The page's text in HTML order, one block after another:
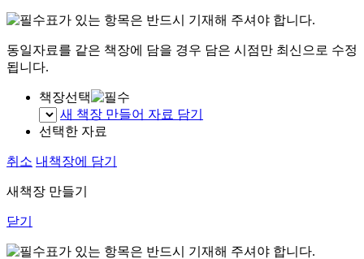
표가 있는 항목은 반드시 기재해 주셔야 합니다.
동일자료를 같은 책장에 담을 경우 담은 시점만 최신으로 수정
됩니다.
책장선택
새 책장 만들어 자료 담기
선택한 자료
취소 내책장에 담기
새책장 만들기
닫기
표가 있는 항목은 반드시 기재해 주셔야 합니다.